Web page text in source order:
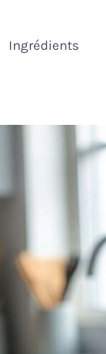
Ingrédients